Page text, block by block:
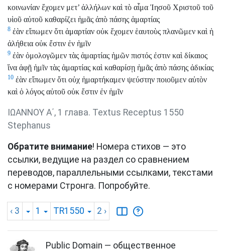
κοινωνίαν ἔχομεν μετ’ ἀλλήλων καὶ τὸ αἷμα Ἰησοῦ Χριστοῦ τοῦ
υἱοῦ αὐτοῦ καθαρίζει ἡμᾶς ἀπὸ πάσης ἁμαρτίας
8 ἐὰν εἴπωμεν ὅτι ἁμαρτίαν οὐκ ἔχομεν ἑαυτοὺς πλανῶμεν καὶ ἡ
ἀλήθεια οὐκ ἔστιν ἐν ἡμῖν
9 ἐὰν ὁμολογῶμεν τὰς ἁμαρτίας ἡμῶν πιστός ἐστιν καὶ δίκαιος
ἵνα ἀφῇ ἡμῖν τὰς ἁμαρτίας καὶ καθαρίσῃ ἡμᾶς ἀπὸ πάσης ἀδικίας
10 ἐὰν εἴπωμεν ὅτι οὐχ ἡμαρτήκαμεν ψεύστην ποιοῦμεν αὐτὸν
καὶ ὁ λόγος αὐτοῦ οὐκ ἔστιν ἐν ἡμῖν
ΙΩΑΝΝΟΥ Α΄, 1 глава. Textus Receptus 1550
Stephanus
Обратите внимание! Номера стихов — это
ссылки, ведущие на раздел со сравнением
переводов, параллельными ссылками, текстами
с номерами Стронга. Попробуйте.
‹ 3 1 TR1550 2 ›
Public Domain — общественное